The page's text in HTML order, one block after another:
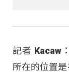
記者 Kacaw
所在的位置